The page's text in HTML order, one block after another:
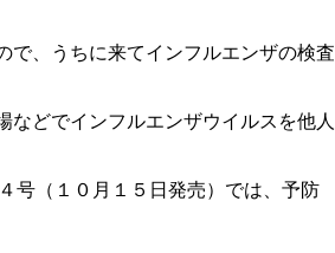
で、うちに来てインフルエンザの検査
どでインフルエンザウイルスを他人
号（１０月１５日発売）では、予防